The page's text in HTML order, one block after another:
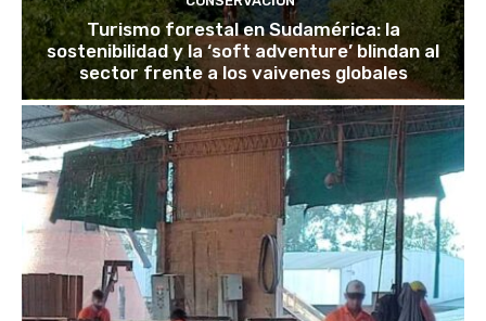
Turismo forestal en Sudamérica: la
sostenibilidad y la ‘soft adventure’ blindan al
sector frente a los vaivenes globales